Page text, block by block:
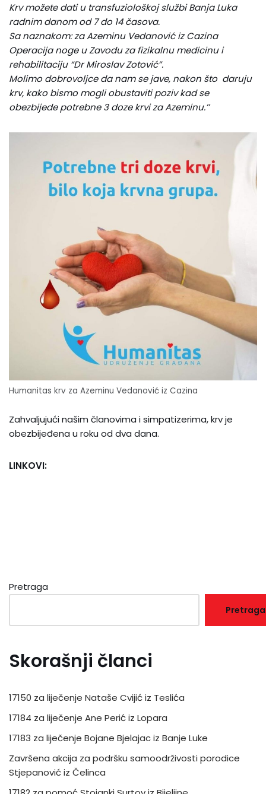
Krv možete dati u transfuziološkoj službi Banja Luka
radnim danom od 7 do 14 časova.
Sa naznakom: za Azeminu Vedanović iz Cazina
Operacija noge u Zavodu za fizikalnu medicinu i
rehabilitaciju “Dr Miroslav Zotović”.
Molimo dobrovoljce da nam se jave, nakon što daruju
krv, kako bismo mogli obustaviti poziv kad se
obezbijede potrebne 3 doze krvi za Azeminu.’’
Humanitas krv za Azeminu Vedanović iz Cazina
Zahvaljujući našim članovima i simpatizerima, krv je
obezbijeđena u roku od dva dana.
LINKOVI:
Pretraga
Pretraga
Skorašnji članci
17150 za liječenje Nataše Cvijić iz Teslića
17184 za liječenje Ane Perić iz Lopara
17183 za liječenje Bojane Bjelajac iz Banje Luke
Završena akcija za podršku samoodrživosti porodice
Stjepanović iz Čelinca